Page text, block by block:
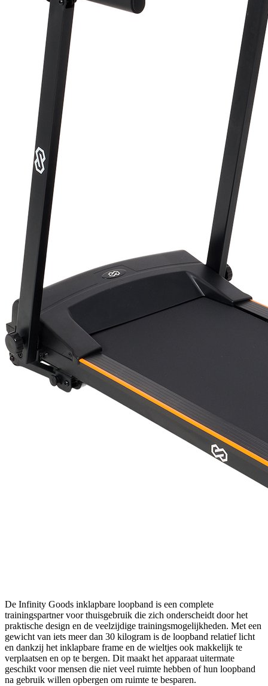
De Infinity Goods inklapbare loopband is een complete
trainingspartner voor thuisgebruik die zich onderscheidt door het
praktische design en de veelzijdige trainingsmogelijkheden. Met een
gewicht van iets meer dan 30 kilogram is de loopband relatief licht
en dankzij het inklapbare frame en de wieltjes ook makkelijk te
verplaatsen en op te bergen. Dit maakt het apparaat uitermate
geschikt voor mensen die niet veel ruimte hebben of hun loopband
na gebruik willen opbergen om ruimte te besparen.